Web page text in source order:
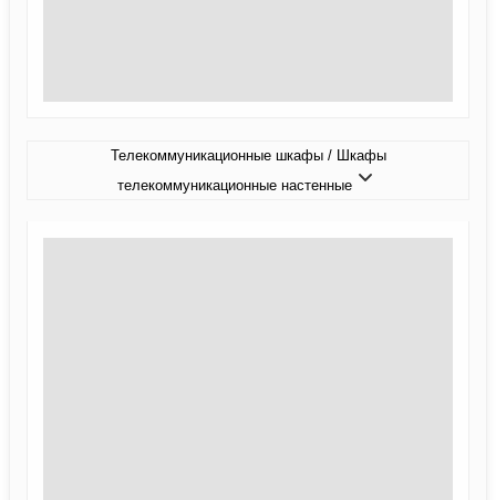
Телекоммуникационные шкафы / Шкафы
телекоммуникационные настенные